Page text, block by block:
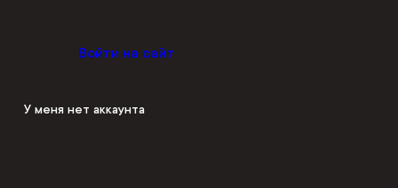
Войти на сайт
У меня нет аккаунта